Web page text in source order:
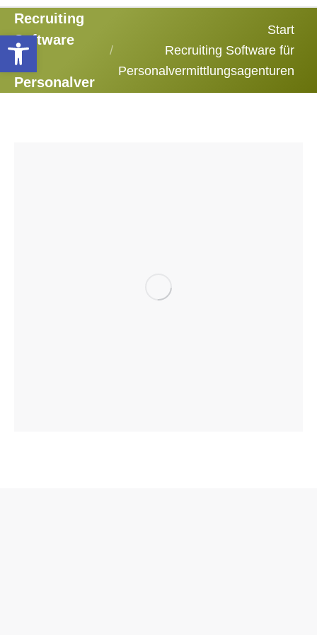
Recruiting
Software
für
Personalvermittlungsagenturen
Start
Recruiting Software für
Personalvermittlungsagenturen
Werkzeugleiste öffnen